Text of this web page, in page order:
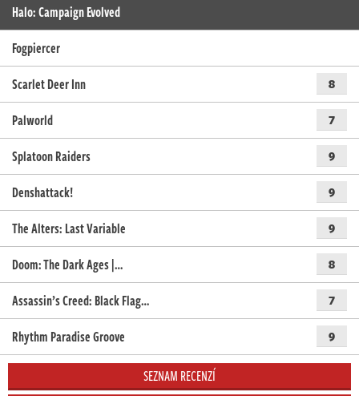
Halo: Campaign Evolved
Fogpiercer
Scarlet Deer Inn
8
Palworld 7
Splatoon Raiders 9
Denshattack! 9
The Alters: Last Variable 9
Doom: The Dark Ages |… 8
Assassin’s Creed: Black Flag… 7
Rhythm Paradise Groove 9
SEZNAM RECENZÍ